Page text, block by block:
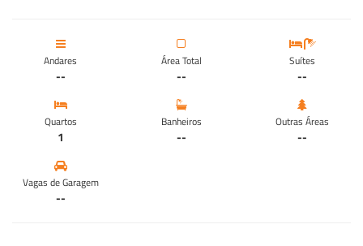
Andares
--
Área Total
--
Suítes
--
Quartos
1
Banheiros
--
Outras Áreas
--
Vagas de Garagem
--